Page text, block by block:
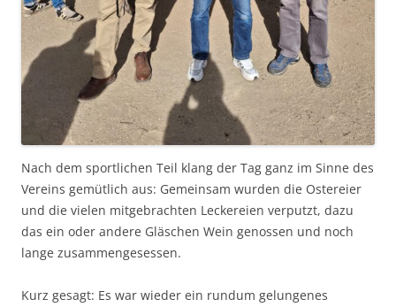
Nach dem sportlichen Teil klang der Tag ganz im Sinne des
Vereins gemütlich aus: Gemeinsam wurden die Ostereier
und die vielen mitgebrachten Leckereien verputzt, dazu
das ein oder andere Gläschen Wein genossen und noch
lange zusammengesessen.
Kurz gesagt: Es war wieder ein rundum gelungenes